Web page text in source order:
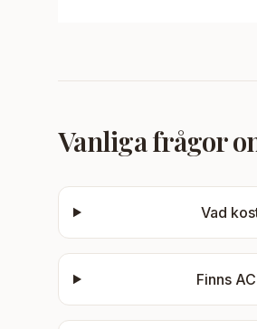
Vanliga frågor
Vad
Finns